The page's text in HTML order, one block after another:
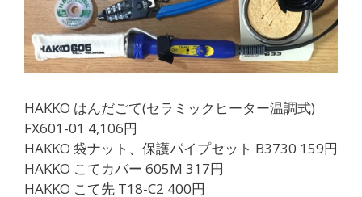
HAKKO はんだごて(セラミックヒーター温調式)
FX601-01 4,106円
HAKKO 袋ナット、保護パイプセット B3730 159円
HAKKO こてカバー 605M 317円
HAKKO こて先 T18-C2 400円